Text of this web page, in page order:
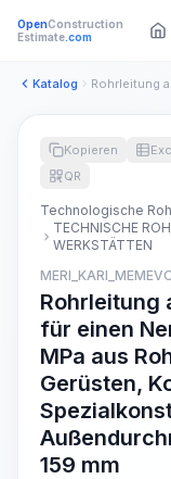
OpenConstruction
Estimate.com
Katalog
Kopieren
QR
Technologische
TECHNISCHE
WERKSTÄTTEN
Rohrleitung
für einen
MPa aus
Gerüsten,
159 mm